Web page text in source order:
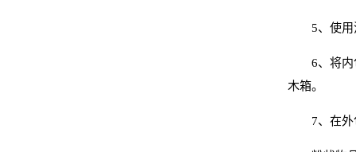
5、使
6、将
木箱。
7、在